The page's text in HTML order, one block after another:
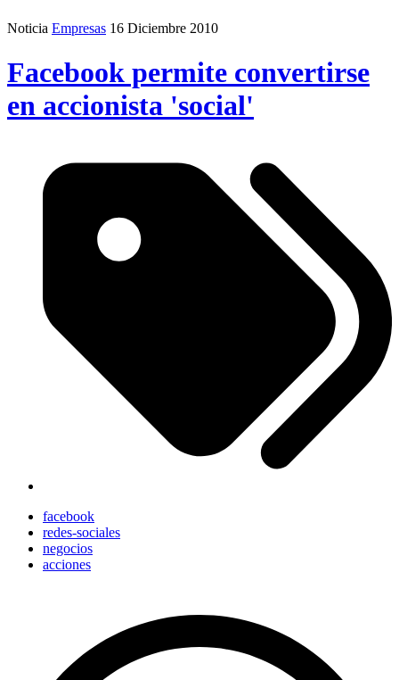
Noticia Empresas 16 Diciembre 2010
Facebook permite convertirse
en accionista 'social'
facebook
redes-sociales
negocios
acciones